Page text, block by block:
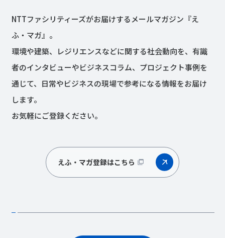
NTTファシリティーズがお届けするメールマガジン『え
ふ・マガ』。
環境や建築、レジリエンスなどに関する社会動向を、有識
者のインタビューやビジネスコラム、プロジェクト事例を
通じて、日常やビジネスの現場で参考になる情報をお届け
します。
お気軽にご登録ください。
えふ・マガ登録はこちら